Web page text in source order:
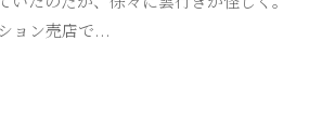
ョン売店で...